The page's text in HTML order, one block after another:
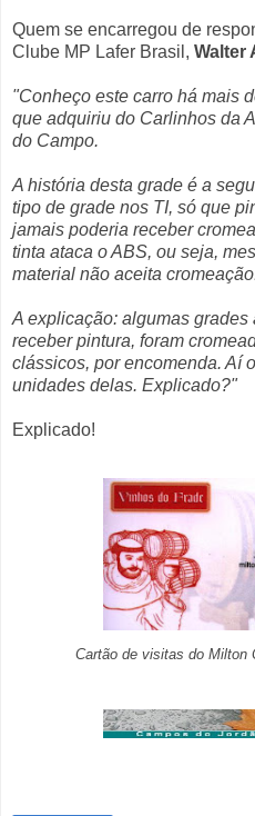
Quem se encarregou de
Clube MP Lafer Brasil, Walter
"Conheço este carro há mais
que adquiriu do Carlinhos da
do Campo.
A história desta grade é a
tipo de grade nos TI, só que
jamais poderia receber
tinta ataca o ABS, ou seja,
material não aceita
A explicação: algumas
receber pintura, foram
clássicos, por encomenda. Aí
unidades delas. Explicado?"
Explicado!
Cartão de visitas do Milton